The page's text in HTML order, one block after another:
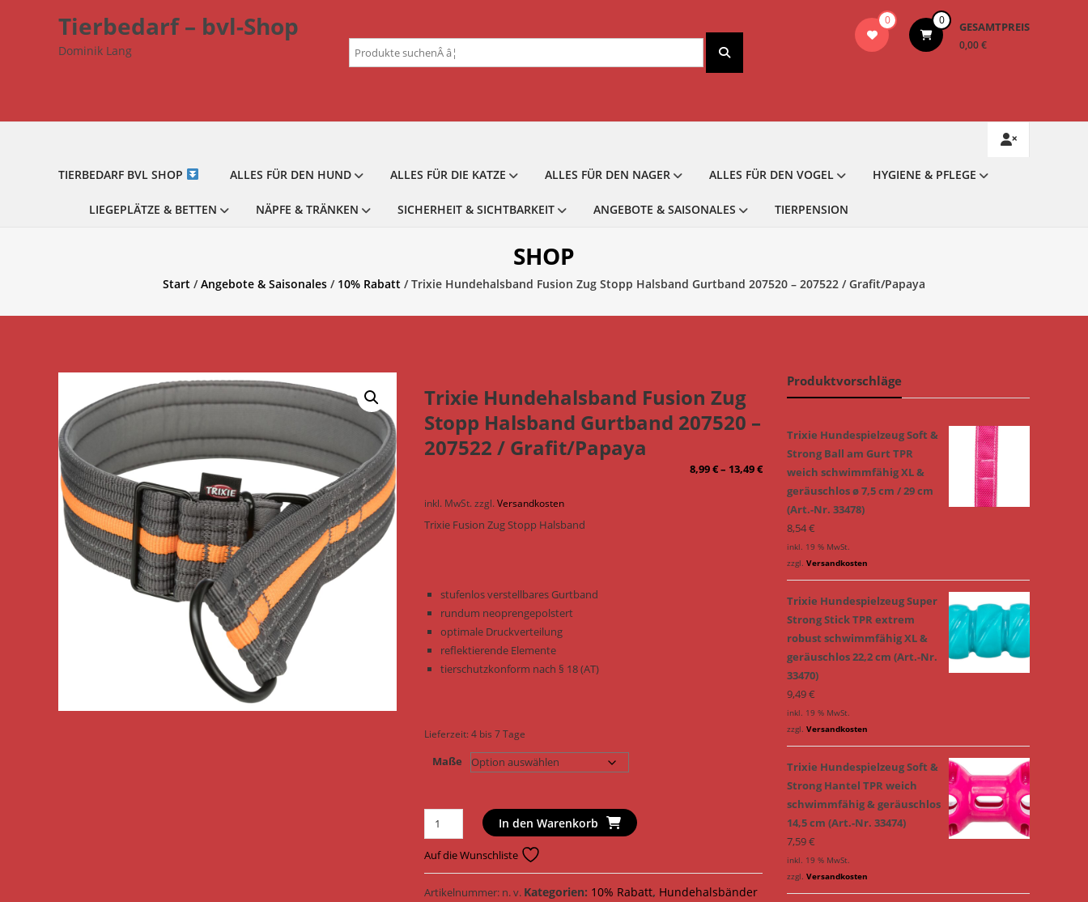
Tierbedarf – bvl-Shop
Dominik Lang
0 0 GESAMTPREIS
0,00 €
Suchen
nach:
TIERBEDARF BVL SHOP ALLES FÜR DEN HUND ALLES FÜR DIE KATZE ALLES FÜR DEN NAGER ALLES FÜR DEN VOGEL HYGIENE & PFLEGE
LIEGEPLÄTZE & BETTEN NÄPFE & TRÄNKEN SICHERHEIT & SICHTBARKEIT ANGEBOTE & SAISONALES TIERPENSION
SHOP
Start /Angebote & Saisonales / 10% Rabatt / Trixie Hundehalsband Fusion Zug Stopp Halsband Gurtband 207520 – 207522 / Grafit/Papaya
Trixie Hundehalsband Fusion Zug
Stopp Halsband Gurtband 207520 –
207522 / Grafit/Papaya
8,99€– 13,49€
inkl. MwSt. zzgl.Versandkosten
Trixie Fusion Zug Stopp Halsband
stufenlos verstellbares Gurtband
rundum neoprengepolstert
optimale Druckverteilung
reflektierende Elemente
tierschutzkonform nach § 18 (AT)
Lieferzeit:4 bis 7 Tage
Maße
Trixie
Hundehalsband
Fusion
Zug
Stopp
In den Warenkorb
Auf die Wunschliste
Artikelnummer: n. v. Kategorien: 10% Rabatt, Hundehalsbänder
Produktvorschläge
Trixie Hundespielzeug Soft &
Strong Ball am Gurt TPR
weich schwimmfähig XL &
geräuschlos ø 7,5 cm / 29 cm
(Art.-Nr. 33478)
8,54€
inkl. 19 % MwSt.
zzgl. Versandkosten
Trixie Hundespielzeug Super
Strong Stick TPR extrem
robust schwimmfähig XL &
geräuschlos 22,2 cm (Art.-Nr.
33470)
9,49€
inkl. 19 % MwSt.
zzgl. Versandkosten
Trixie Hundespielzeug Soft &
Strong Hantel TPR weich
schwimmfähig & geräuschlos
14,5 cm (Art.-Nr. 33474)
7,59€
inkl. 19 % MwSt.
zzgl. Versandkosten